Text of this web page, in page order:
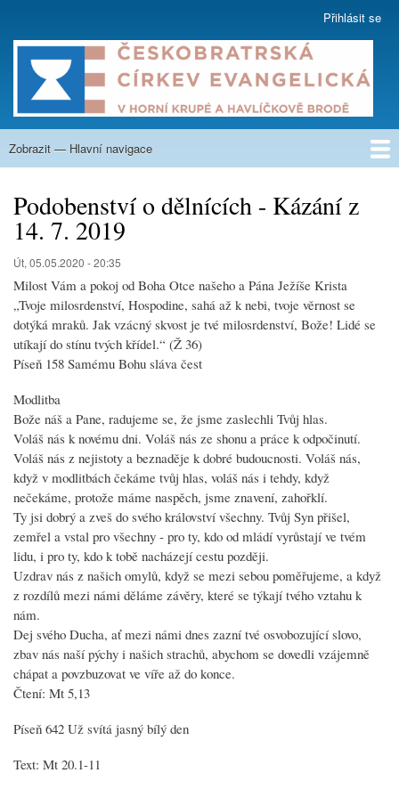
hlavnímu
obsahu
account
menu
Přihlásit se
Hlavní
Zobrazit — Hlavní navigace
Podobenství o dělnících - Kázání z
14. 7. 2019
Út, 05.05.2020 - 20:35
Milost Vám a pokoj od Boha Otce našeho a Pána Ježíše Krista
„Tvoje milosrdenství, Hospodine, sahá až k nebi, tvoje věrnost se
dotýká mraků. Jak vzácný skvost je tvé milosrdenství, Bože! Lidé se
utíkají do stínu tvých křídel.“ (Ž 36)
Píseň 158 Samému Bohu sláva čest
Modlitba
Bože náš a Pane, radujeme se, že jsme zaslechli Tvůj hlas.
Voláš nás k novému dni. Voláš nás ze shonu a práce k odpočinutí.
Voláš nás z nejistoty a beznaděje k dobré budoucnosti. Voláš nás,
když v modlitbách čekáme tvůj hlas, voláš nás i tehdy, když
nečekáme, protože máme naspěch, jsme znavení, zahořklí.
Ty jsi dobrý a zveš do svého království všechny. Tvůj Syn přišel,
zemřel a vstal pro všechny - pro ty, kdo od mládí vyrůstají ve tvém
lidu, i pro ty, kdo k tobě nacházejí cestu později.
Uzdrav nás z našich omylů, když se mezi sebou poměřujeme, a když
z rozdílů mezi námi děláme závěry, které se týkají tvého vztahu k
nám.
Dej svého Ducha, ať mezi námi dnes zazní tvé osvobozující slovo,
zbav nás naší pýchy i našich strachů, abychom se dovedli vzájemně
chápat a povzbuzovat ve víře až do konce.
Čtení: Mt 5,13
Píseň 642 Už svítá jasný bílý den
Text: Mt 20.1-11